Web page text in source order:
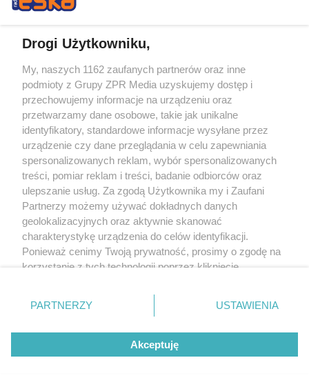
tym także elektroniczny lub mechaniczny) na jakimkolwiek polu
bez właściwej zgody, jest zabronione pod groźbą kary i może być ścigane
prawnie.
Drogi Użytkowniku,
My, naszych 1162 zaufanych partnerów oraz inne
podmioty z Grupy ZPR Media uzyskujemy dostęp i
przechowujemy informacje na urządzeniu oraz
przetwarzamy dane osobowe, takie jak unikalne
identyfikatory, standardowe informacje wysyłane przez
urządzenie czy dane przeglądania w celu zapewniania
spersonalizowanych reklam, wybór spersonalizowanych
treści, pomiar reklam i treści, badanie odbiorców oraz
ulepszanie usług. Za zgodą Użytkownika my i Zaufani
Partnerzy możemy używać dokładnych danych
geolokalizacyjnych oraz aktywnie skanować
charakterystykę urządzenia do celów identyfikacji.
Ponieważ cenimy Twoją prywatność, prosimy o zgodę na
korzystanie z tych technologii poprzez kliknięcie
zmienić/wycofać klikając przycisk ustawień prywatności
znajdujący się w lewym dolnym rogu strony
rodzaje przetwarzania danych nie wymagają zgody
użytkownika, ale masz prawo sprzeciwić się takiemu
przetwarzaniu. Preferencje będą miały zastosowanie tylko
PARTNERZY USTAWIENIA
Akceptuję